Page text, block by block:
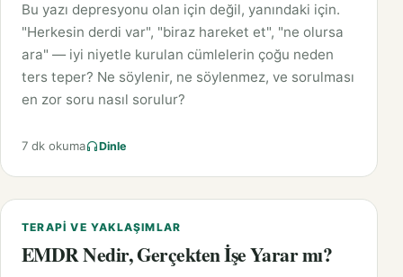
Bu yazı depresyonu olan için değil, yanındaki için.
"Herkesin derdi var", "biraz hareket et", "ne olursa
ara" — iyi niyetle kurulan cümlelerin çoğu neden
ters teper? Ne söylenir, ne söylenmez, ve sorulması
en zor soru nasıl sorulur?
7 dk okuma Dinle
TERAPI VE YAKLAŞIMLAR
EMDR Nedir, Gerçekten İşe Yarar mı?